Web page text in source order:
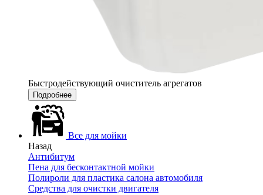
Быстродействующий очиститель агрегатов
Подробнее
Все для мойки
Назад
Антибитум
Пена для бесконтактной мойки
Полироли для пластика салона автомобиля
Средства для очистки двигателя